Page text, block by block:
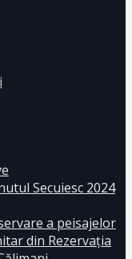
Secuiesc 2024
a peisajelor
din Rezervaţia